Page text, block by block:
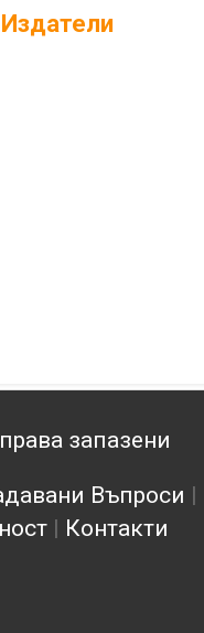
запазени
Въпроси |
| Контакти